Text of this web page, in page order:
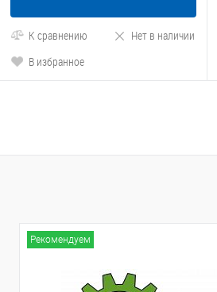
К сравнению
Нет в наличии
В избранное
Рекомендуем